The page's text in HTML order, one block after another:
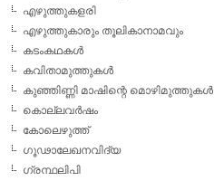
എഴുത്തുകളരി
എഴുത്തുകാരും തൂലികാനാമവും
കടംകഥകള്‍
കവിതാമുത്തുകള്‍
കുഞ്ഞിണ്ണി മാഷിന്റെ മൊഴിമുത്തുകള്‍
കൊല്ലവര്‍ഷം
കോലെഴുത്ത്
ഗൂഢാലേഖനവിദ്യ
ഗ്രന്ഥലിപി